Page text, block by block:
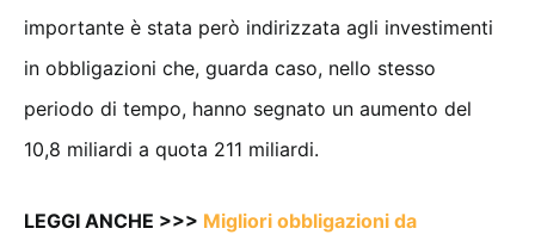
importante è stata però indirizzata agli investimenti
in obbligazioni che, guarda caso, nello stesso
periodo di tempo, hanno segnato un aumento del
10,8 miliardi a quota 211 miliardi.
LEGGI ANCHE >>> Migliori obbligazioni da